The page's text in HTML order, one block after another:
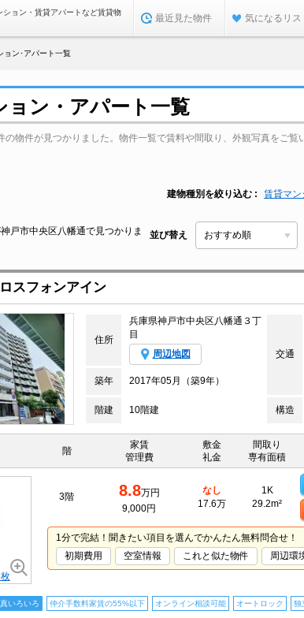
ョン・賃貸アパートなど賃貸物
最近見た物件 気になるリス
ョン･アパート一覧
ョン・アパート一覧
物件が見つかりました。物件一覧で賃料や間取り、外観写真をご覧
建物種別を絞り込む 賃貸マン
戸市中央区八幡通で見つかりま
並び替え
スフォンアイン
住所
兵庫県神戸市中央区八幡通３丁
目
周辺地図 交通
築年 2017年05月（築9年）
階建 10階建 構造
階
家賃
管理費
敷金
礼金
間取り
専有面積
3階 8.8万円
9,000円
なし
17.6万
1K
29.2m²
1分で完結！聞きたい項目を選んでかんたん無料問合せ！
初期費用
空室情報 これと似た物件 周辺環
いろいろ 仲介手数料家賃の55%以下 オンライン相談可能 オートロック 独